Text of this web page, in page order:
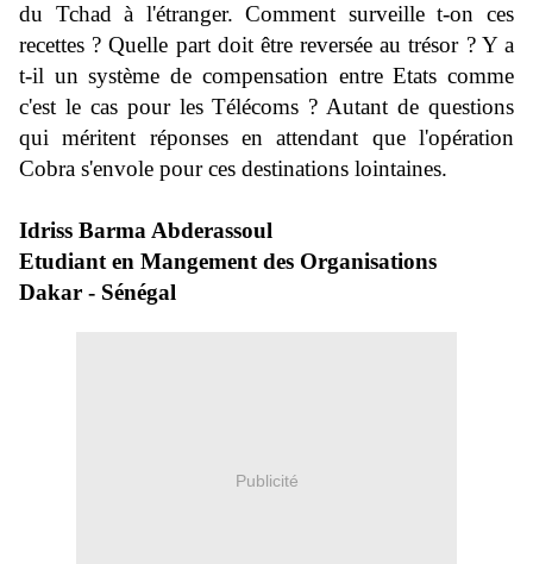
du Tchad à l'étranger. Comment surveille t-on ces
recettes ? Quelle part doit être reversée au trésor ? Y a
t-il un système de compensation entre Etats comme
c'est le cas pour les Télécoms ? Autant de questions
qui méritent réponses en attendant que l'opération
Cobra s'envole pour ces destinations lointaines.
Idriss Barma Abderassoul
Etudiant en Mangement des Organisations
Dakar - Sénégal
Publicité